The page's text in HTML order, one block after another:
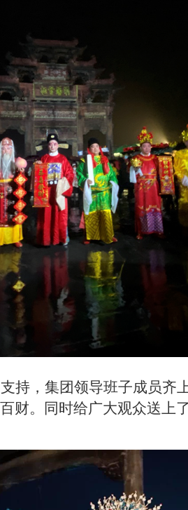
持，集团领导班子成员齐
财。同时给广大观众送上